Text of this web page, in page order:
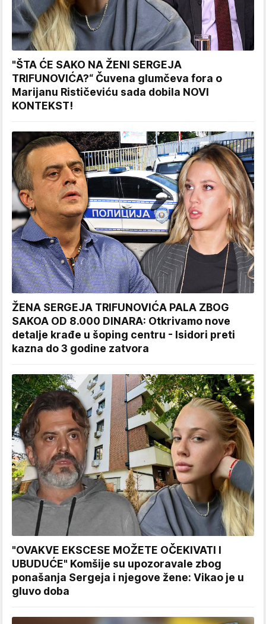
"ŠTA ĆE SAKO NA ŽENI SERGEJA
TRIFUNOVIĆA?“ Čuvena glumčeva fora o
Marijanu Rističeviću sada dobila NOVI
KONTEKST!
ŽENA SERGEJA TRIFUNOVIĆA PALA ZBOG
SAKOA OD 8.000 DINARA: Otkrivamo nove
detalje krađe u šoping centru - Isidori preti
kazna do 3 godine zatvora
"OVAKVE EKSCESE MOŽETE OČEKIVATI I
UBUDUĆE" Komšije su upozoravale zbog
ponašanja Sergeja i njegove žene: Vikao je u
gluvo doba